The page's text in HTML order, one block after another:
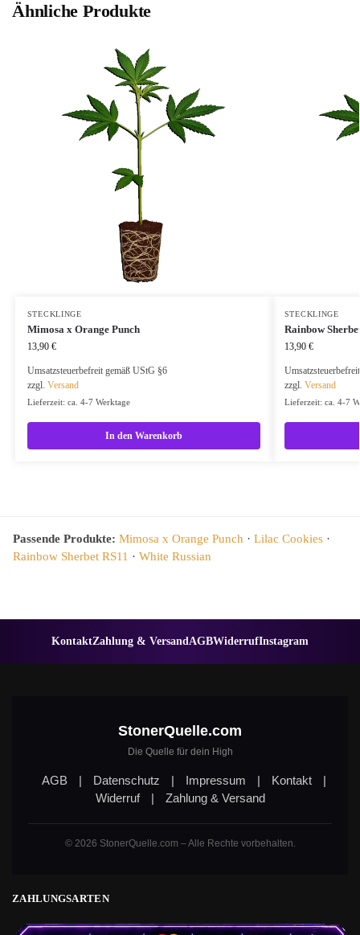
Ähnliche Produkte
STECKLINGE
Mimosa x Orange Punch
13,90 €
Umsatzsteuerbefreit gemäß UStG §6
zzgl. Versand
Lieferzeit: ca. 4-7 Werktage
In den Warenkorb
STECKLINGE
Rainbow
13,90 €
zzgl. Versand
Lieferzeit: ca. 4-7
Passende Produkte: Mimosa x Orange Punch · Lilac Cookies ·
Rainbow Sherbet RS11 · White Russian
KontaktZahlung & VersandAGBWiderrufInstagram
StonerQuelle.com
Die Quelle für dein High
AGB | Datenschutz | Impressum | Kontakt
|
Widerruf
| Zahlung & Versand
© 2026 StonerQuelle.com – Alle Rechte vorbehalten.
ZAHLUNGSARTEN